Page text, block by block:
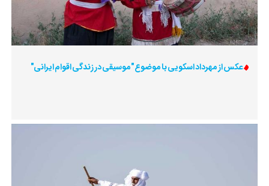
عکس از مهرداد اسکویی با موضوع "موسیقی در زندگی اقوام ایرانی"